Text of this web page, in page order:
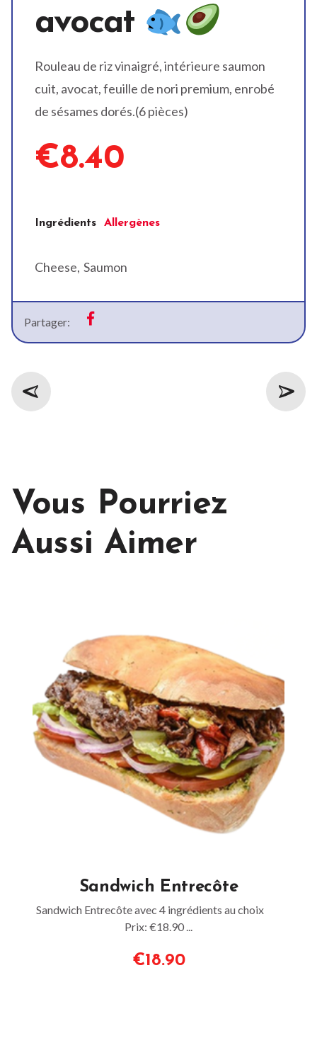
avocat
Rouleau de riz vinaigré, intérieure saumon
cuit, avocat, feuille de nori premium, enrobé
de sésames dorés.(6 pièces)
€8.40
Ingrédients Allergènes
Cheese Saumon
Partager:
Vous Pourriez
Aussi Aimer
Sandwich Entrecôte
Sandwich Entrecôte avec 4 ingrédients au choix
Prix: €18.90 ...
€18.90